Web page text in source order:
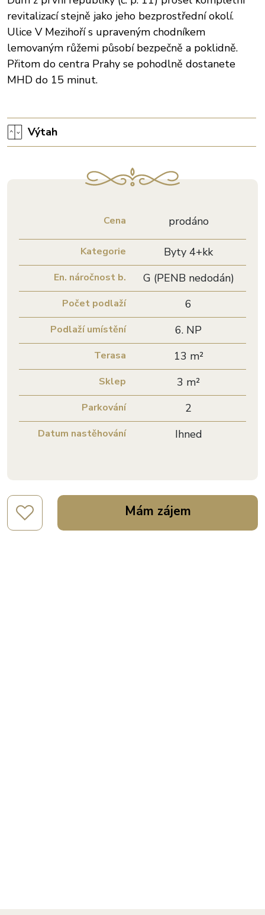
revitalizací stejně jako jeho bezprostřední okolí.
Ulice V Mezihoří s upraveným chodníkem
lemovaným růžemi působí bezpečně a poklidně.
Přitom do centra Prahy se pohodlně dostanete
MHD do 15 minut.
Výtah
Cena prodáno
Kategorie Byty 4+kk
En. náročnost b. G (PENB nedodán)
Počet podlaží 6
Podlaží umístění 6. NP
Terasa 13 m²
Sklep 3 m²
Parkování 2
Datum nastěhování Ihned
Mám zájem